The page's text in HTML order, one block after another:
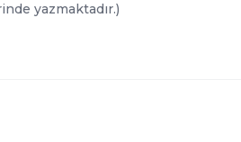
yazmaktadır.)